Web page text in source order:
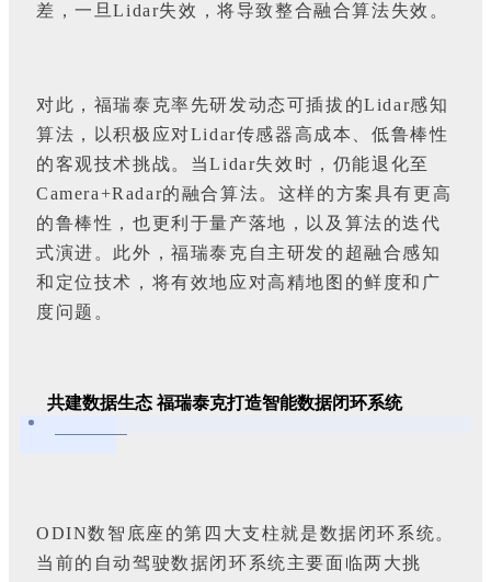
差，一旦Lidar失效，将导致整合融合算法失效。
对此，福瑞泰克率先研发动态可插拔的Lidar感知
算法，以积极应对Lidar传感器高成本、低鲁棒性
的客观技术挑战。当Lidar失效时，仍能退化至
Camera+Radar的融合算法。这样的方案具有更高
的鲁棒性，也更利于量产落地，以及算法的迭代
式演进。此外，福瑞泰克自主研发的超融合感知
和定位技术，将有效地应对高精地图的鲜度和广
度问题。
共建数据生态 福瑞泰克打造智能数据闭环系统
ODIN数智底座的第四大支柱就是数据闭环系统。
当前的自动驾驶数据闭环系统主要面临两大挑